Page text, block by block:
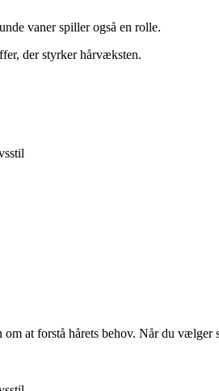
vaner spiller også en rolle.
der styrker hårvæksten.
at forstå hårets behov. Når du